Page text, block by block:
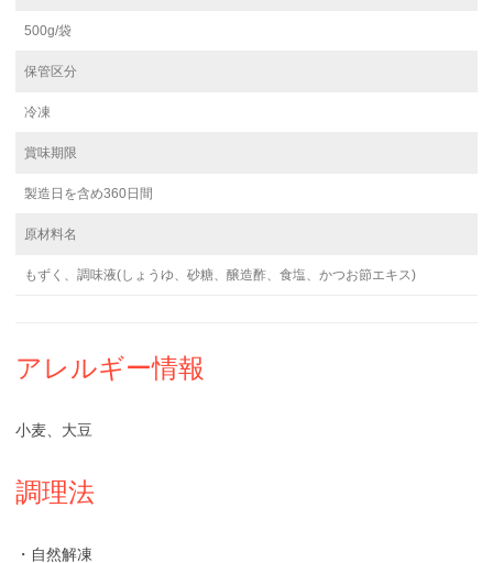
500g/袋
保管区分
冷凍
賞味期限
製造日を含め360日間
原材料名
もずく、調味液(しょうゆ、砂糖、醸造酢、食塩、かつお節エキス)
アレルギー情報
小麦、大豆
調理法
・自然解凍